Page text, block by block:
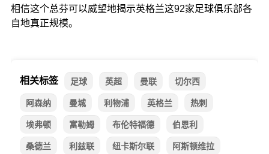
相信这个总芬可以威望地揭示英格兰这92家足球俱乐部各
自地真正规模。
相关标签 足球 英超 曼联 切尔西
阿森纳 曼城 利物浦 英格兰 热刺
埃弗顿 富勒姆 布伦特福德 伯恩利
桑德兰 利兹联 纽卡斯尔联 阿斯顿维拉